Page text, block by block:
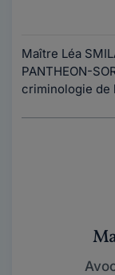
Maître Léa
PANTHEON-
criminologie de